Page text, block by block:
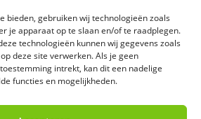
bieden, gebruiken wij technologieën zoals
je apparaat op te slaan en/of te raadplegen.
technologieën kunnen wij gegevens zoals
deze site verwerken. Als je geen
intrekt, kan dit een nadelige
functies en mogelijkheden.
actie of promotie!
nieuwsbrief